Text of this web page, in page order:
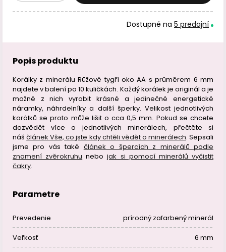
Dostupné na 5 predajní
Popis produktu
Korálky z minerálu Růžové tygří oko AA s průměrem 6 mm
najdete v balení po 10 kuličkách. Každý korálek je originál a je
možné z nich vyrobit krásné a jedinečné energetické
náramky, náhrdelníky a další šperky. Velikost jednotlivých
korálků se proto může lišit o cca 0,5 mm. Pokud se chcete
dozvědět více o jednotlivých minerálech, přečtěte si
náščlánek Vše, co jste kdy chtěli vědět o minerálech. Sepsali
jsme pro vás také článek o špercích z minerálů podle
znamení zvěrokruhu nebojak si pomocí minerálů vyčistit
čakry.
Parametre
Prevedenie prírodný zafarbený minerál
Veľkosť 6 mm